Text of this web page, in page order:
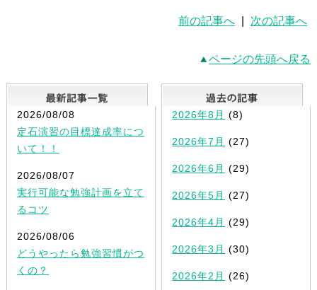
前の記事へ 次の記事へ
ページの先頭へ戻る
最新記事一覧
2026/08/08
定石演習の目標達成率につ
いて！！
2026/08/07
実行可能な勉強計画を立て
るコツ
2026/08/06
どうやったら勉強習慣がつ
くの？
2026年8月 (8)
2026年7月 (27)
2026年6月 (29)
2026年5月 (27)
2026年4月 (29)
2026年3月 (30)
2026年2月 (26)